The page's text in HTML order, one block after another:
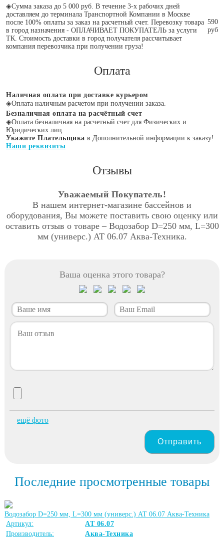
◈Сумма заказа до 5 000 руб. В течение 3-х рабочих дней
доставляем до терминала Транспортной Компании в Москве
после 100% оплаты за заказ на расчетный счет. Перевозку товара
в город назначения - ОПЛАЧИВАЕТ ПОКУПАТЕЛЬ за услуги
ТК. Стоимость доставки в город получателя рассчитывает
компания перевозчика при получении груза!
590
руб
Оплата
Наличная оплата при доставке курьером
◈Оплата наличным расчетом при получении заказа.
Безналичная оплата на расчётный счет
◈Оплата безналичная на расчетный счет для Физических и
Юридических лиц.
Укажите Плательщика в Дополнительной информации к заказу!
Наши реквизиты
Отзывы
Уважаемый Покупатель!
В нашем интернет-магазине бассейнов и
оборудования, Вы можете поставить свою оценку или
оставить отзыв о товаре – Водозабор D=250 мм, L=300
мм (универс.) АТ 06.07 Аква-Техника.
Ваша оценка этого товара?
ещё фото
Отправить
Последние просмотренные товары
Водозабор D=250 мм, L=300 мм (универс.) АТ 06.07 Аква-Техника
Артикул:
АТ 06.07
Производитель:
Аква-Техника